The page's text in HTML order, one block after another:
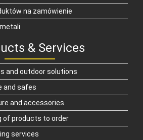
na zamówienie
& Services
and outdoor solutions
and safes
and accessories
of products to order
services